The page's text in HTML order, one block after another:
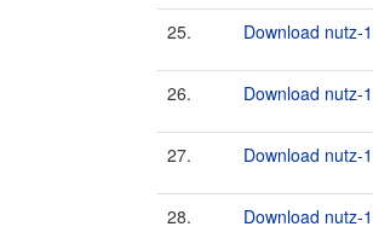
25. Download nutz-
26. Download nutz-
27. Download nutz-
28. Download nutz-